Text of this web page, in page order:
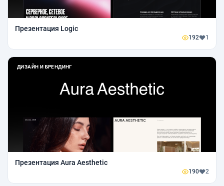
Презентация Logic
192 1
ДИЗАЙН И БРЕНДИНГ
Презентация Aura Aesthetic
190 2